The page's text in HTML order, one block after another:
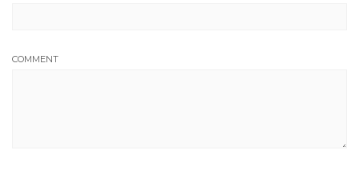
COMMENT